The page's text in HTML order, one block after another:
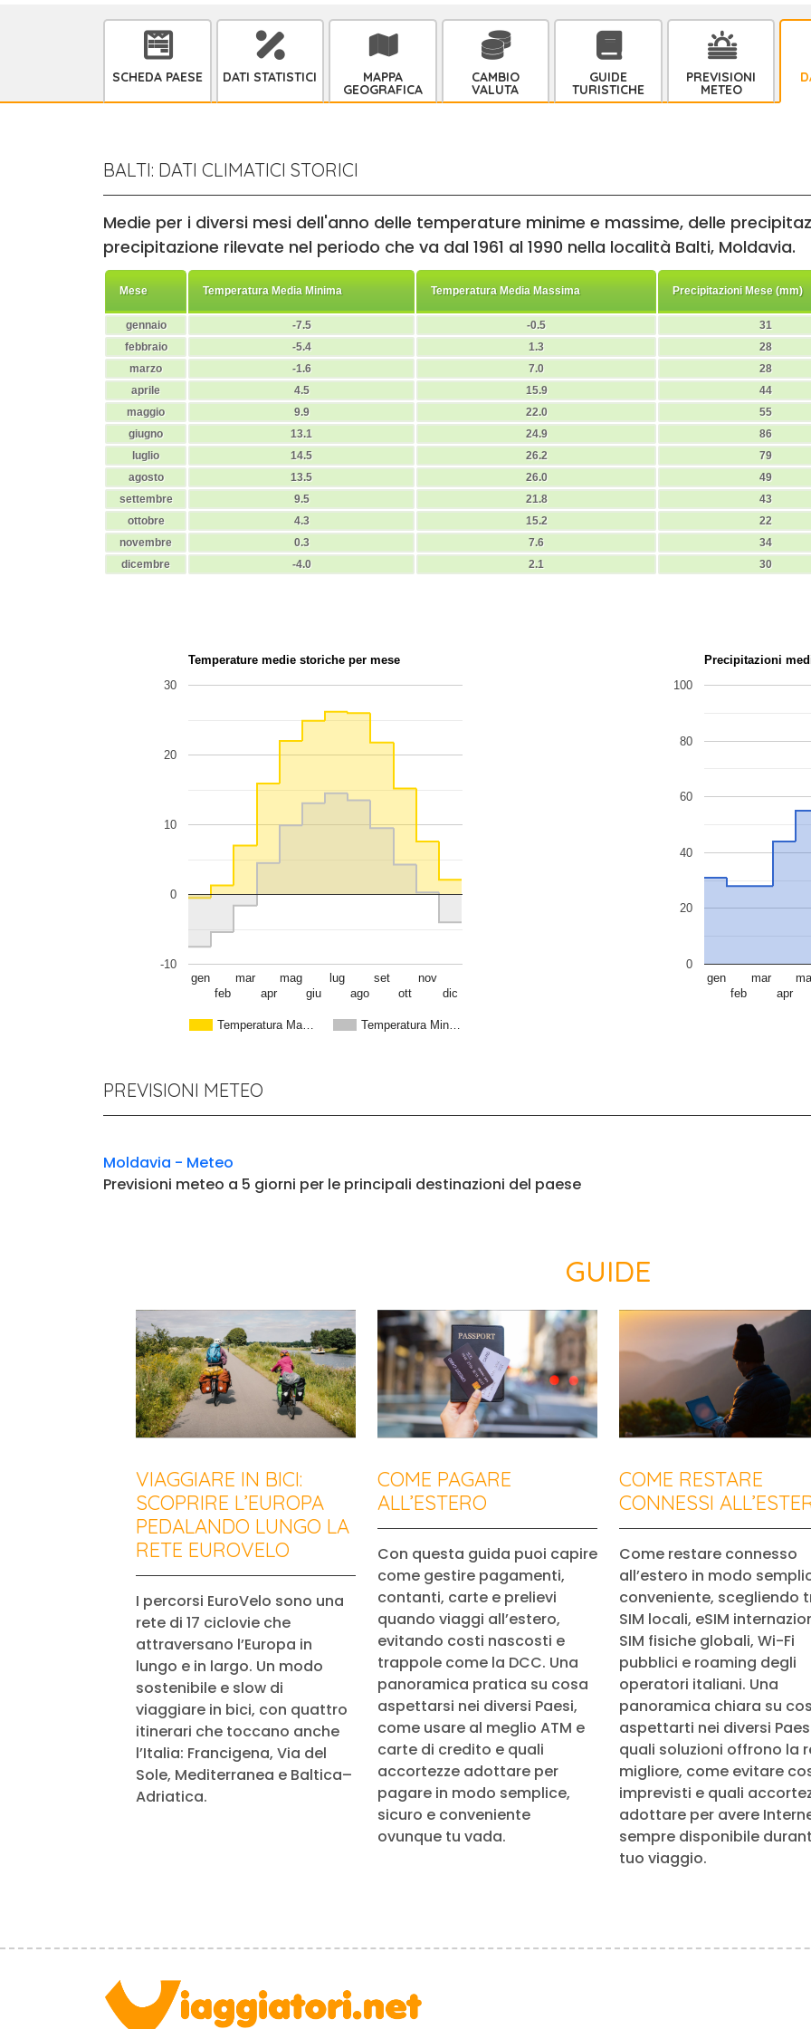
SCHEDA PAESE DATI STATISTICI MAPPA
GEOGRAFICA
CAMBIO
VALUTA
GUIDE
TURISTICHE
PREVISIONI
METEO
BALTI: DATI CLIMATICI STORICI
Medie per i diversi mesi dell'anno delle temperature minime e massime, delle
precipitazione rilevate nel periodo che va dal 1961 al 1990 nella località Balti, Moldavia.
Mese Temperatura Media Minima Temperatura Media Massima Precipitazioni Mese (mm)
gennaio -7.5 -0.5 31
febbraio
-5.4 1.3 28
marzo
-1.6 7.0 28
aprile
4.5 15.9 44
maggio
9.9 22.0 55
giugno
13.1 24.9 86
luglio
14.5 26.2 79
agosto
13.5 26.0 49
settembre
9.5 21.8 43
ottobre
4.3 15.2 22
novembre
0.3 7.6 34
dicembre
-4.0 2.1 30
Temperature medie storiche per mese
Temperatura Ma… Temperatura Min…
gen
feb
mar
apr
mag
giu
lug
ago
set
ott
nov
dic
-10
0
10
20
30
Precipitazioni
gen
feb
mar
apr
0
20
40
60
80
100
PREVISIONI METEO
Moldavia - Meteo
Previsioni meteo a 5 giorni per le principali destinazioni del paese
GUIDE
VIAGGIARE IN BICI:
SCOPRIRE L’EUROPA
PEDALANDO LUNGO LA
RETE EUROVELO
I percorsi EuroVelo sono una
rete di 17 ciclovie che
attraversano l’Europa in
lungo e in largo. Un modo
sostenibile e slow di
viaggiare in bici, con quattro
itinerari che toccano anche
l’Italia: Francigena, Via del
Sole, Mediterranea e Baltica–
Adriatica.
COME PAGARE
ALL’ESTERO
Con questa guida puoi capire
come gestire pagamenti,
contanti, carte e prelievi
quando viaggi all’estero,
evitando costi nascosti e
trappole come la DCC. Una
panoramica pratica su cosa
aspettarsi nei diversi Paesi,
come usare al meglio ATM e
carte di credito e quali
accortezze adottare per
pagare in modo semplice,
sicuro e conveniente
ovunque tu vada.
COME RESTARE
CONNESSI
Come restare connesso
all’estero in modo
conveniente, scegliendo
SIM locali, eSIM
SIM fisiche globali, Wi-Fi
pubblici e roaming degli
operatori italiani. Una
panoramica chiara su
aspettarti nei diversi
quali soluzioni offrono la
migliore, come evitare
imprevisti e quali
adottare per avere
sempre disponibile
tuo viaggio.